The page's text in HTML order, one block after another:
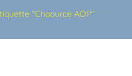
"Chaource AOP"